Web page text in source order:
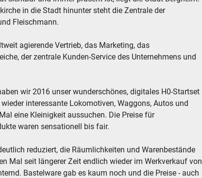
in die Stadt hinunter steht die Zentrale der
Fleischmann.
agierende Vertrieb, das Marketing, das
der zentrale Kunden-Service des Unternehmens und
wir 2016 unser wunderschönes, digitales H0-Startset
interessante Lokomotiven, Waggons, Autos und
eine Kleinigkeit aussuchen. Die Preise für
waren sensationell bis fair.
reduziert, die Räumlichkeiten und Warenbestände
Mal seit längerer Zeit endlich wieder im Werkverkauf von
Bastelware gab es kaum noch und die Preise - auch